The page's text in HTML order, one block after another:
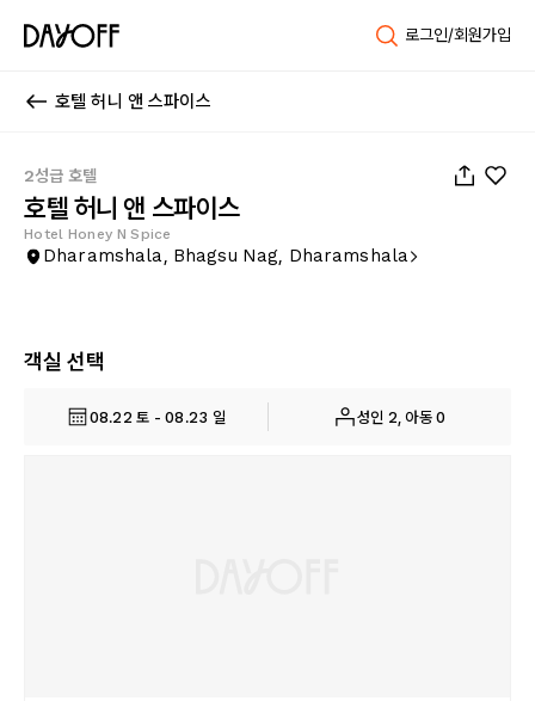
로그인/회원가입
호텔 허니 앤 스파이스
2성급 호텔
호텔 허니 앤 스파이스
Hotel Honey N Spice
Dharamshala, Bhagsu Nag, Dharamshala
객실 선택
08.22 토 - 08.23 일 성인 2, 아동 0